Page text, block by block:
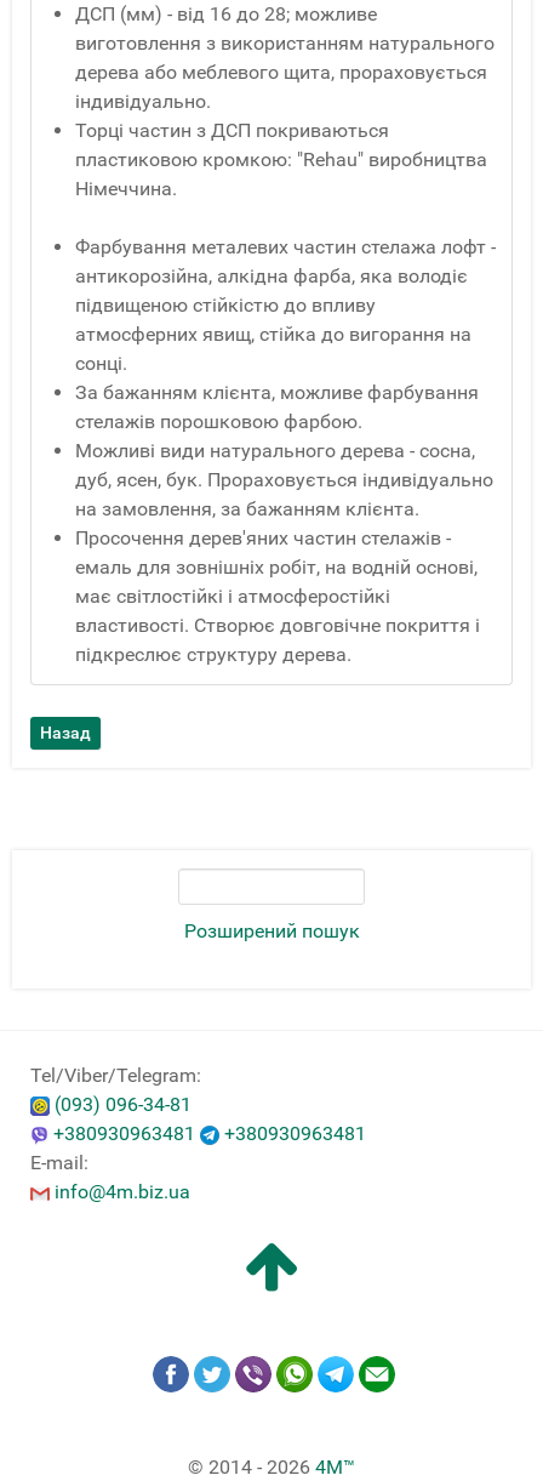
Розширений пошук
ДСП (мм) - від 16 до 28; можливе
виготовлення з використанням натурального
дерева або меблевого щита, прораховується
індивідуально.
Торці частин з ДСП покриваються
пластиковою кромкою: "Rehau" виробництва
Німеччина.
Фарбування металевих частин стелажа лофт -
антикорозійна, алкідна фарба, яка володіє
підвищеною стійкістю до впливу
атмосферних явищ, стійка до вигорання на
сонці.
За бажанням клієнта, можливе фарбування
стелажів порошковою фарбою.
Можливі види натурального дерева - сосна,
дуб, ясен, бук. Прораховується індивідуально
на замовлення, за бажанням клієнта.
Просочення дерев'яних частин стелажів -
емаль для зовнішніх робіт, на водній основі,
має світлостійкі і атмосферостійкі
властивості. Створює довговічне покриття і
підкреслює структуру дерева.
Tel/Viber/Telegram:
(093) 096-34-81
+380930963481
+380930963481
E-mail:
info@4m.biz.ua
© 2014 - 2026 4M™